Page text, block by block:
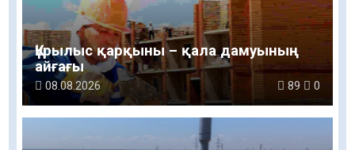
Құрылыс қарқыны – қала дамуының
айғағы
08.08.2026 89 0